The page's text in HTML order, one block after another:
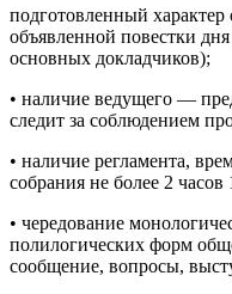
подготовленный характер
объявленной повестки
основных докладчиков);
• наличие ведущего —
следит за соблюдением
• наличие регламента,
собрания не более 2 часов
• чередование
полилогических форм
сообщение, вопросы,